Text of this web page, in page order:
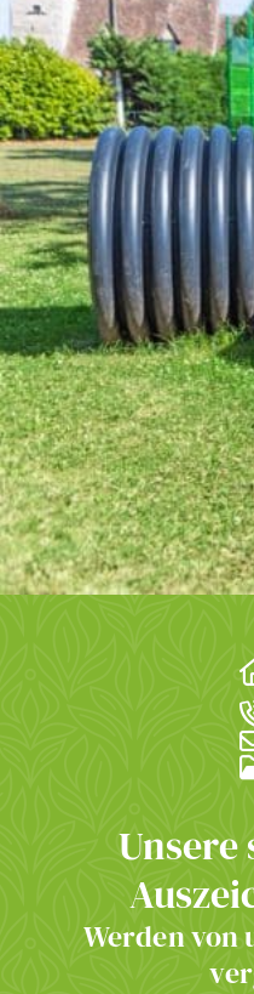
Unsere
Werden von